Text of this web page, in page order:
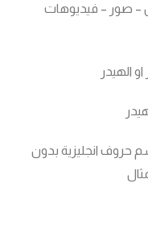
صور – فيديوهات
الهيدر
حروف انجليزية بدون